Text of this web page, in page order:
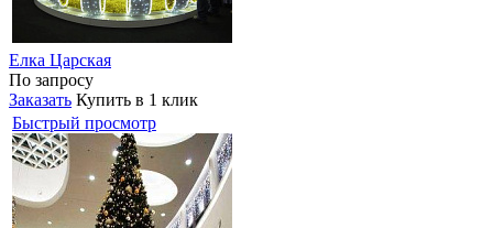
Елка Царская
По запросу
Заказать Купить в 1 клик
Быстрый просмотр